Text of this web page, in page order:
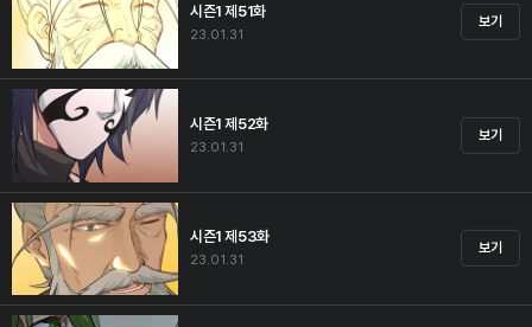
시즌1 제51화
23.01.31
보기
시즌1 제52화
23.01.31
보기
시즌1 제53화
23.01.31
보기